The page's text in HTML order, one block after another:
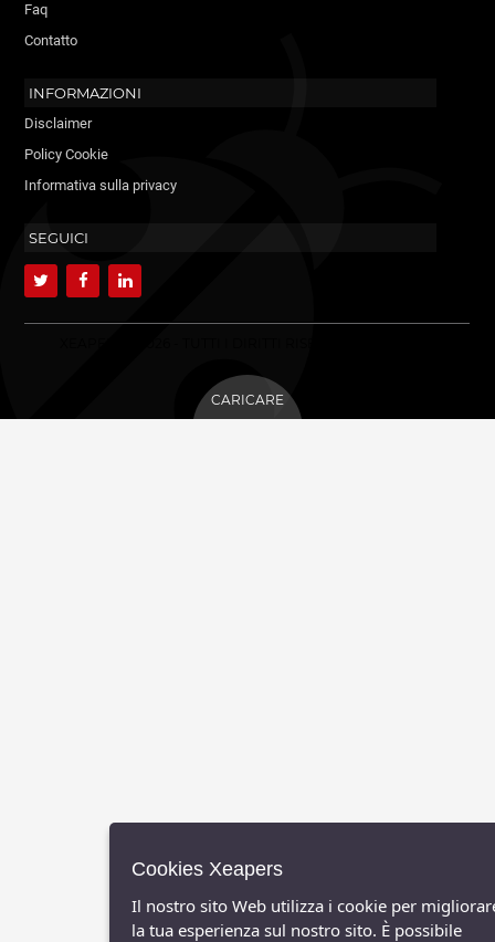
CARICARE
Faq
Contatto
INFORMAZIONI
Disclaimer
Policy Cookie
Informativa sulla privacy
SEGUICI
Cookies Xeapers
Il nostro sito Web utilizza i cookie per
la tua esperienza sul nostro sito. È possibile